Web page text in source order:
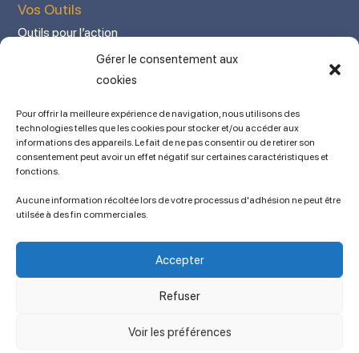
Gérer le consentement aux
cookies
Pour offrir la meilleure expérience de navigation, nous utilisons des
technologies telles que les cookies pour stocker et/ou accéder aux
informations des appareils. Le fait de ne pas consentir ou de retirer son
consentement peut avoir un effet négatif sur certaines caractéristiques et
fonctions.
Aucune information récoltée lors de votre processus d'adhésion ne peut être
utilsée à des fin commerciales.
Accepter
Refuser
Voir les préférences
Vos Outils
Outils pour l’action
Votre espace adhérent
Mon Compte adhérent
L’association
Mentions légales
Contact
Ancien site
lien vers SPIP
Copyright © 2023 APSES / Association des Professeurs de Sciences